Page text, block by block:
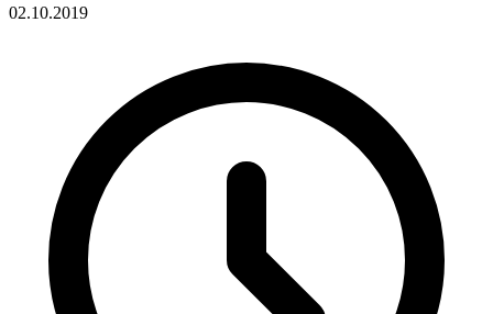
02.10.2019